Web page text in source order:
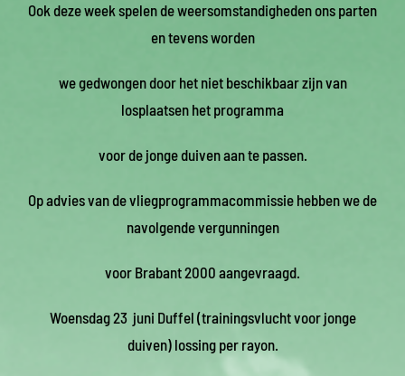
Ook deze week spelen de weersomstandigheden ons parten
en tevens worden
we gedwongen door het niet beschikbaar zijn van
losplaatsen het programma
voor de jonge duiven aan te passen.
Op advies van de vliegprogrammacommissie hebben we de
navolgende vergunningen
voor Brabant 2000 aangevraagd.
Woensdag 23 juni Duffel (trainingsvlucht voor jonge
duiven) lossing per rayon.